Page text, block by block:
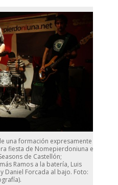
una formación expresamente
fiesta de Nomepierdoniuna en
de Castellón;
Ramos a la batería, Luis
Daniel Forcada al bajo. Foto: